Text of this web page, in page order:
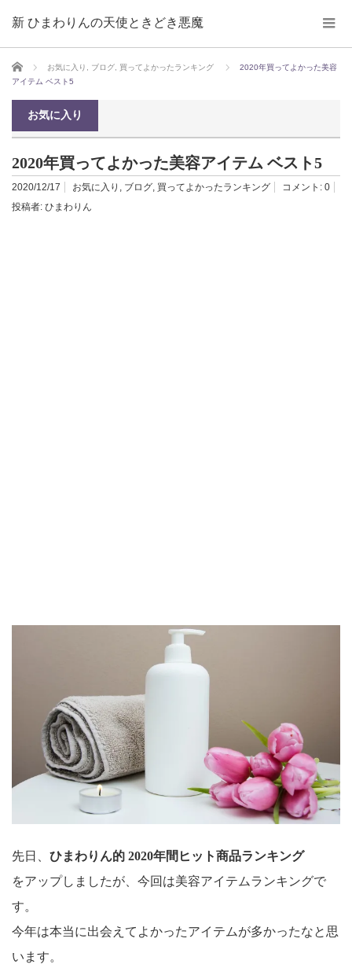
新 ひまわりんの天使ときどき悪魔
ホーム お気に入り ブログ 買ってよかったランキング
2020年買ってよかった美容
アイテム ベスト5
お気に入り
2020年買ってよかった美容アイテム ベスト5
2020/12/17 お気に入り , ブログ, 買ってよかったランキング コメント: 0
投稿者: ひまわりん
先日、 ひまわりん的 2020年間ヒット商品ランキング
をアップしましたが、今回は美容アイテムランキングで
す。
今年は本当に出会えてよかったアイテムが多かったなと思
います。